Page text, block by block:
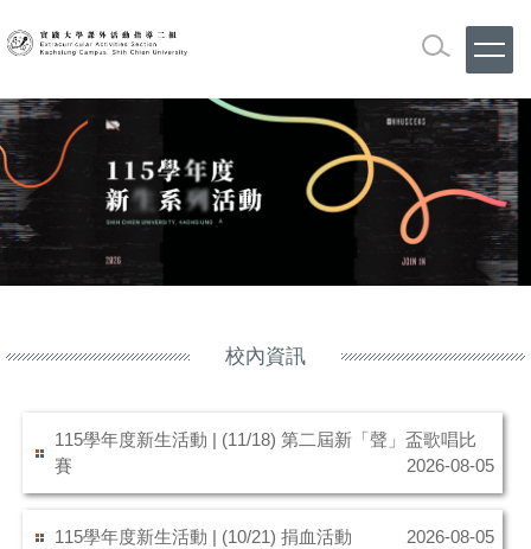
到
內
區
校內資訊
115學年度新生活動 | (11/18) 第二屆新「聲」盃歌唱比
賽
2026-08-05
115學年度新生活動 | (10/21) 捐血活動 2026-08-05